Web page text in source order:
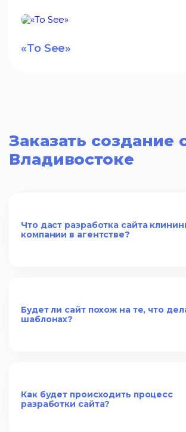
«To See»
Заказать создание
Владивостоке
Что даст разработка сайта
компании в агентстве?
Будет ли сайт похож на те, что
шаблонах?
Как будет происходить процесс
разработки сайта?